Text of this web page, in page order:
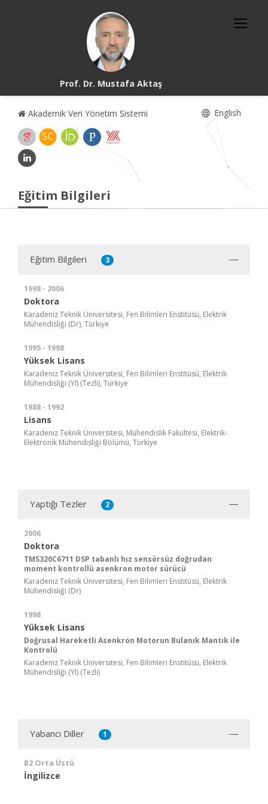
Prof. Dr. Mustafa Aktaş
Akademik Veri Yönetim Sistemi English
Eğitim Bilgileri
Eğitim Bilgileri 3
1998 - 2006
Doktora
Karadeniz Teknik Üniversitesi, Fen Bilimleri Enstitüsü, Elektrik
Mühendisliği (Dr), Türkiye
1995 - 1998
Yüksek Lisans
Karadeniz Teknik Üniversitesi, Fen Bilimleri Enstitüsü, Elektrik
Mühendisliği (Yl) (Tezli), Türkiye
1988 - 1992
Lisans
Karadeniz Teknik Üniversitesi, Mühendislik Fakültesi, Elektrik-
Elektronik Mühendisliği Bölümü, Türkiye
Yaptığı Tezler 2
2006
Doktora
TMS320C6711 DSP tabanlı hız sensörsüz doğrudan
moment kontrollü asenkron motor sürücü
Karadeniz Teknik Üniversitesi, Fen Bilimleri Enstitüsü, Elektrik
Mühendisliği (Dr)
1998
Yüksek Lisans
Doğrusal Hareketli Asenkron Motorun Bulanık Mantık ile
Kontrolü
Karadeniz Teknik Üniversitesi, Fen Bilimleri Enstitüsü, Elektrik
Mühendisliği (Yl) (Tezli)
Yabancı Diller 1
B2 Orta Üstü
İngilizce